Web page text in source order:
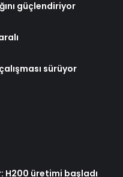
güçlendiriyor
sürüyor
H200 üretimi başladı